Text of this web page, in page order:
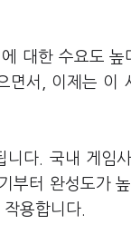
대한 수요도
서, 이제는 이
다. 국내 게임
터 완성도가
용합니다.